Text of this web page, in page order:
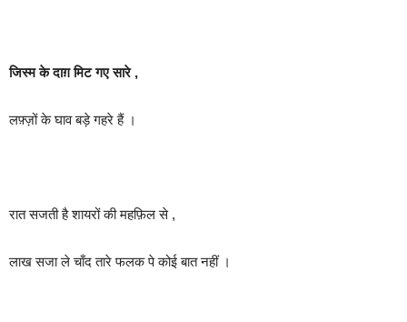
जिस्म के दाग़ मिट गए सारे ,
लफ़्ज़ों के घाव बड़े गहरे हैं ।
रात सजती है शायरों की महफ़िल से ,
लाख सजा ले चाँद तारे फलक पे कोई बात नहीं ।